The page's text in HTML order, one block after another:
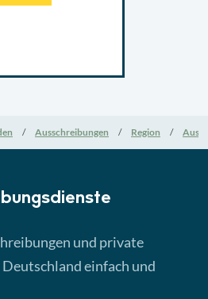
Ausschreibungen Region
und private
einfach und